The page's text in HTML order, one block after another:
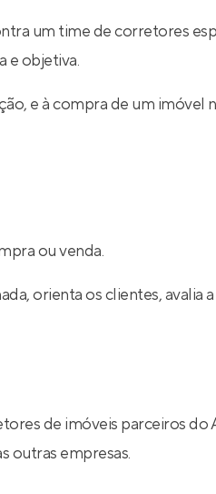
um time de corretores
e objetiva.
e à compra de um imóvel
ou venda.
orienta os clientes, avalia a
de imóveis parceiros do
outras empresas.